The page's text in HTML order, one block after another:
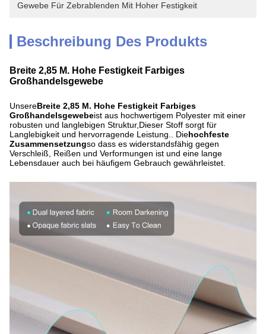
Gewebe Für Zebrablenden Mit Hoher Festigkeit
Beschreibung Des Produkts
Breite 2,85 M. Hohe Festigkeit Farbiges
Großhandelsgewebe
UnsereBreite 2,85 M. Hohe Festigkeit Farbiges
Großhandelsgewebeist aus hochwertigem Polyester mit einer
robusten und langlebigen Struktur,Dieser Stoff sorgt für
Langlebigkeit und hervorragende Leistung.. Diehochfeste
Zusammensetzungso dass es widerstandsfähig gegen
Verschleiß, Reißen und Verformungen ist und eine lange
Lebensdauer auch bei häufigem Gebrauch gewährleistet.